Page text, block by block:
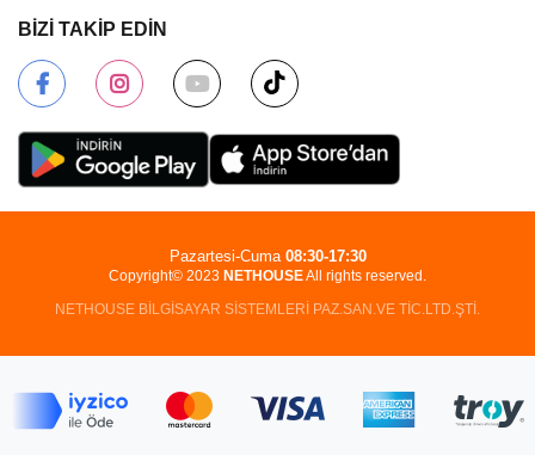
BİZİ TAKİP EDİN
Copyright© 2023 NETHOUSEAll rights reserved.
NETHOUSE BİLGİSAYAR SİSTEMLERİ PAZ.SAN.VE TİC.LTD.ŞTİ.
Pazartesi-Cuma 08:30-17:30